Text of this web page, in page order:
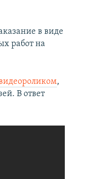
в виде
работ на
,
В ответ